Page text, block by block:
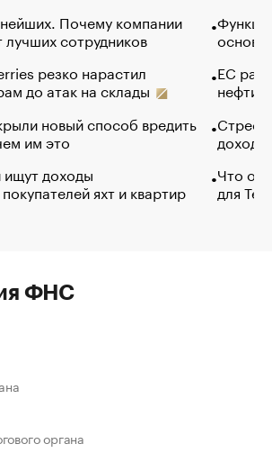
Почему компании
лучших сотрудников
резко нарастил
до атак на склады
новый способ вредить
им это
ищут доходы
яхт и квартир
основ
ЕС
нефти
Что
для
ФНС
органа